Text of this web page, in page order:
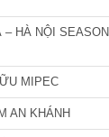
– HÀ NỘI SEASON
MIPEC
AN KHÁNH